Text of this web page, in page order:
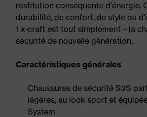
restitution conséquente d'énergie.
durabilité, de confort, de style ou
1 x‑craft est tout simplement – la
sécurité de nouvelle génération.
Caractéristiques générales
Chaussures de sécurité S3S
légères, au look sport et
System